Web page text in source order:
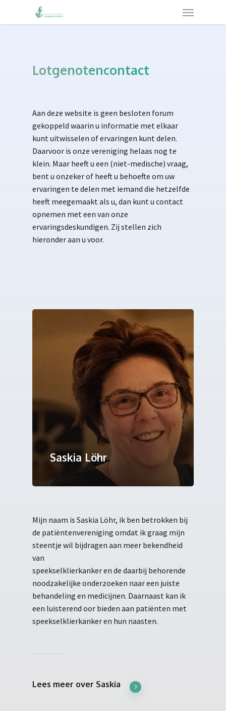
Lotgenotencontact
Aan deze website is geen besloten forum
gekoppeld waarin u informatie met elkaar
kunt uitwisselen of ervaringen kunt delen.
Daarvoor is onze vereniging helaas nog te
klein. Maar heeft u een (niet-medische) vraag,
bent u onzeker of heeft u behoefte om uw
ervaringen te delen met iemand die hetzelfde
heeft meegemaakt als u, dan kunt u contact
opnemen met een van onze
ervaringsdeskundigen. Zij stellen zich
hieronder aan u voor.
Saskia Löhr
Mijn naam is Saskia Löhr, ik ben betrokken bij
de patiëntenvereniging omdat ik graag mijn
steentje wil bijdragen aan meer bekendheid
van
speekselklierkanker en de daarbij behorende
noodzakelijke onderzoeken naar een juiste
behandeling en medicijnen. Daarnaast kan ik
een luisterend oor bieden aan patiënten met
speekselklierkanker en hun naasten.
Lees meer over Saskia